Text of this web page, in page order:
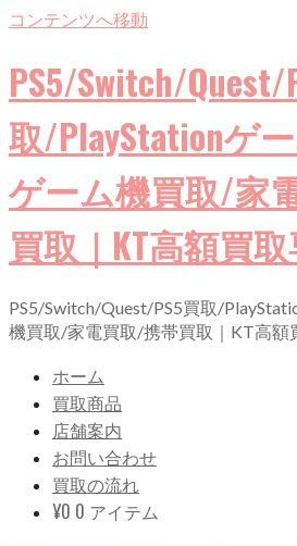
コンテンツへ移動
PS5/Switch/Quest/
取/PlayStationゲ
ゲーム機買取/家
買取｜KT高額買
PS5/Switch/Quest/PS5買取/
機買取/家電買取/携帯買取｜KT高額
ホーム
買取商品
店舗案内
お問い合わせ
買取の流れ
¥0 0 アイテム